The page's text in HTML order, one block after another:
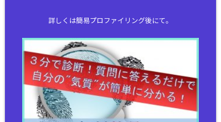
詳しくは簡易プロファイリング後にて。